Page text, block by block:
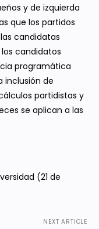
y de izquierda
que los partidos
candidatas
candidatos
programática
inclusión de
partidistas y
se aplican a las
(21 de
NEXT ARTICLE